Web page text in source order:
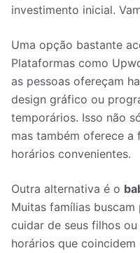
investimento inicial.
Uma opção bastante
Plataformas como
as pessoas ofereçam
design gráfico ou
temporários. Isso não
mas também oferece a
horários convenientes.
Outra alternativa é o
Muitas famílias
cuidar de seus filhos
horários que